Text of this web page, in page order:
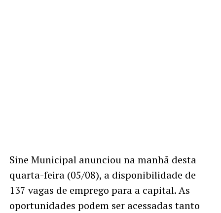
Sine Municipal anunciou na manhã desta
quarta-feira (05/08), a disponibilidade de
137 vagas de emprego para a capital. As
oportunidades podem ser acessadas tanto